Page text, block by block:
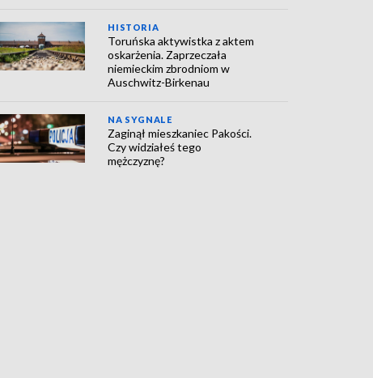
HISTORIA
Toruńska aktywistka z aktem
oskarżenia. Zaprzeczała
niemieckim zbrodniom w
Auschwitz-Birkenau
NA SYGNALE
Zaginął mieszkaniec Pakości.
Czy widziałeś tego
mężczyznę?